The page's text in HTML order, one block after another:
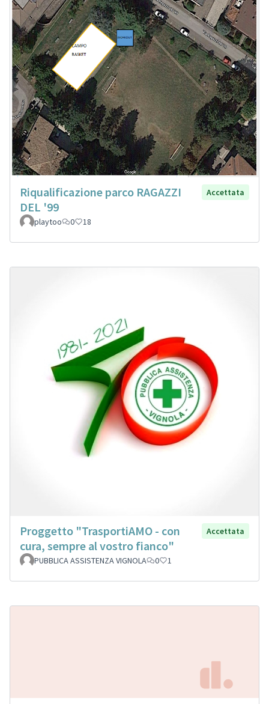
Riqualificazione parco RAGAZZI
DEL '99
Accettata
playtoo 0 18
Proggetto "TrasportiAMO - con
cura, sempre al vostro fianco"
Accettata
PUBBLICA ASSISTENZA VIGNOLA 0 1